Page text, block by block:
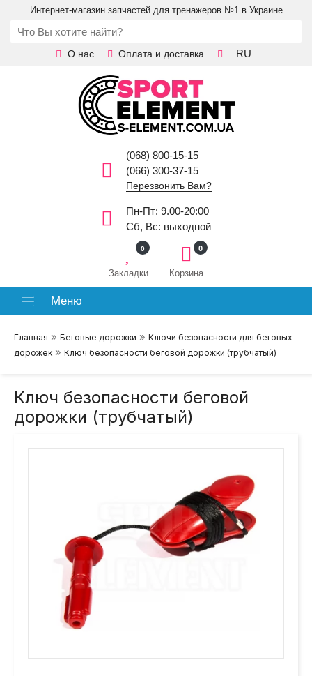
Интернет-магазин запчастей для тренажеров №1 в Украине
О нас Оплата и доставка RU
(068) 800-15-15
(066) 300-37-15
Перезвонить Вам?
Пн-Пт: 9.00-20:00
Сб, Вс: выходной
Закладки
0
Корзина
0
Меню
Главная » Беговые дорожки » Ключи безопасности для беговых
дорожек » Ключ безопасности беговой дорожки (трубчатый)
Ключ безопасности беговой
дорожки (трубчатый)